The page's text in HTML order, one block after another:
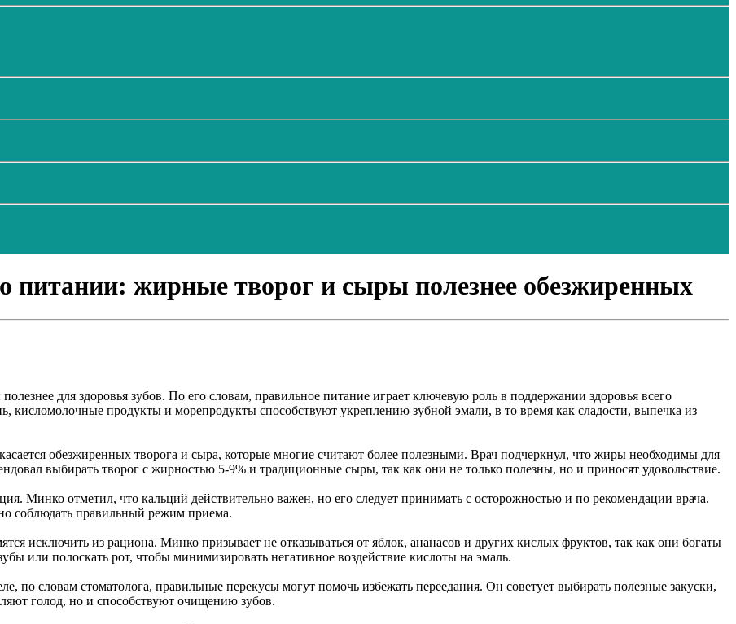
питании: жирные творог и сыры полезнее обезжиренных
для здоровья зубов. По его словам, правильное питание играет ключевую роль в поддержании здоровья всего
кисломолочные продукты и морепродукты способствуют укреплению зубной эмали, в то время как сладости, выпечка из
обезжиренных творога и сыра, которые многие считают более полезными. Врач подчеркнул, что жиры необходимы для
выбирать творог с жирностью 5-9% и традиционные сыры, так как они не только полезны, но и приносят удовольствие.
Минко отметил, что кальций действительно важен, но его следует принимать с осторожностью и по рекомендации врача.
соблюдать правильный режим приема.
исключить из рациона. Минко призывает не отказываться от яблок, ананасов и других кислых фруктов, так как они богаты
или полоскать рот, чтобы минимизировать негативное воздействие кислоты на эмаль.
по словам стоматолога, правильные перекусы могут помочь избежать переедания. Он советует выбирать полезные закуски,
голод, но и способствуют очищению зубов.